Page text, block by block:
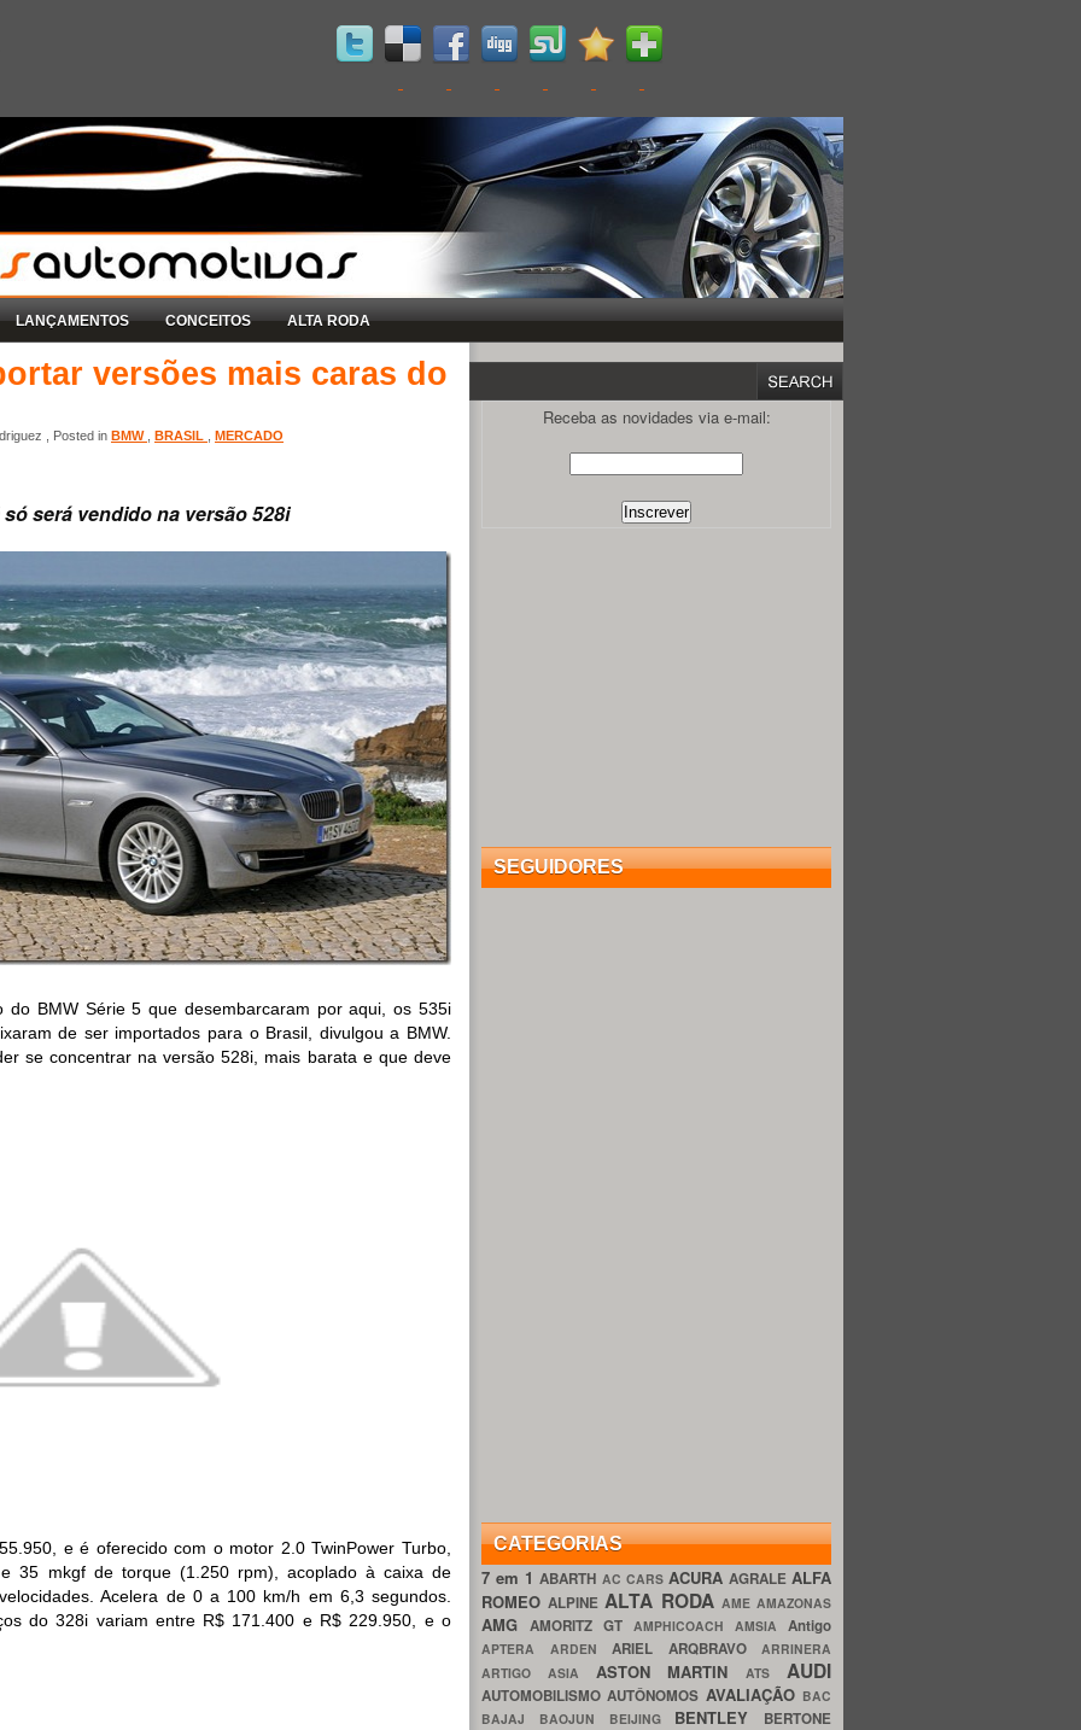
LANÇAMENTOS CONCEITOS ALTA RODA
versões mais caras do
, Posted in BMW BRASIL MERCADO
será vendido na versão 528i
do BMW Série 5 que desembarcaram por aqui, os 535i
de ser importados para o Brasil, divulgou a BMW.
se concentrar na versão 528i, mais barata e que deve
e é oferecido com o motor 2.0 TwinPower Turbo,
35 mkgf de torque (1.250 rpm), acoplado à caixa de
Acelera de 0 a 100 km/h em 6,3 segundos.
do 328i variam entre R$ 171.400 e R$ 229.950, e o
Receba as novidades via e-mail:
SEGUIDORES
CATEGORIAS
7 em 1ABARTH AC CARS ACURA AGRALE ALFA
ROMEOALPINEALTA RODA AME AMAZONAS
AMG AMORITZ GT AMPHICOACH AMSIA Antigo
APTERA ARDEN ARIEL ARQBRAVO ARRINERA
ARTIGO ASIA ASTON MARTINATS AUDI
AUTOMOBILISMOAUTÔNOMOS AVALIAÇÃO BAC
BAJAJ BAOJUN BEIJING BENTLEY BERTONE